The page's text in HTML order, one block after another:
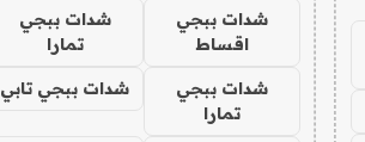
شدات ببجي
اقساط
شدات ببجي
تمارا
شدات ببجي
تمارا
شدات ببجي تابي